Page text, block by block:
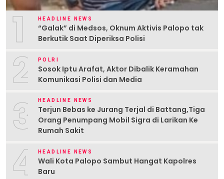
1 HEADLINE NEWS
“Galak” di Medsos, Oknum Aktivis Palopo tak
Berkutik Saat Diperiksa Polisi
2 POLRI
Sosok Iptu Arafat, Aktor Dibalik Keramahan
Komunikasi Polisi dan Media
3 HEADLINE NEWS
Terjun Bebas ke Jurang Terjal di Battang,Tiga
Orang Penumpang Mobil Sigra di Larikan Ke
Rumah Sakit
4 HEADLINE NEWS
Wali Kota Palopo Sambut Hangat Kapolres
Baru